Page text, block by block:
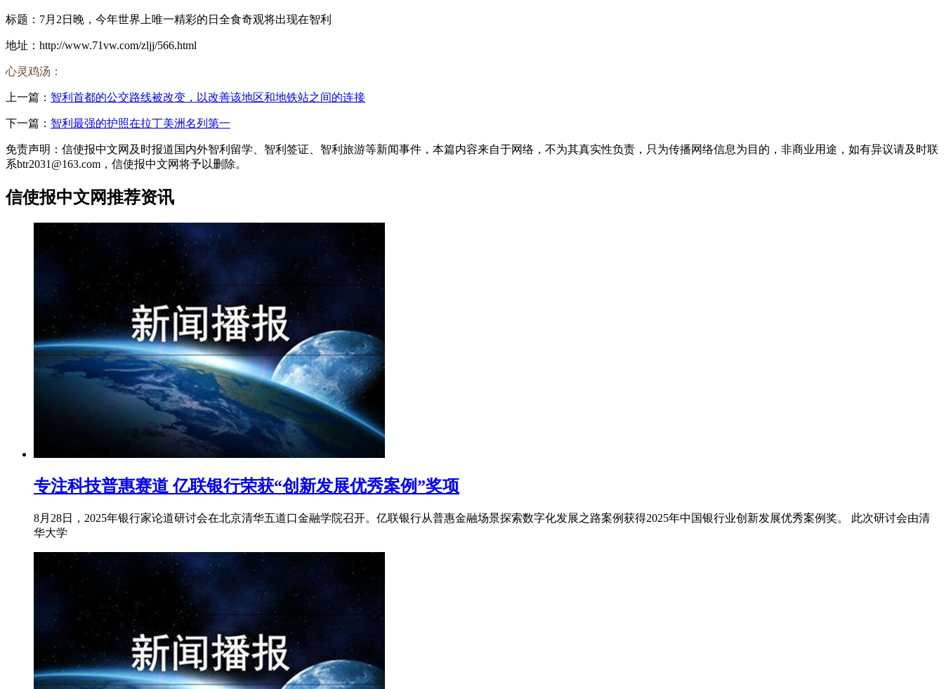
标题：7月2日晚，今年世界上唯一精彩的日全食奇观将出现在智利
地址：http://www.71vw.com/zljj/566.html
心灵鸡汤：
上一篇： 智利首都的公交路线被改变，以改善该地区和地铁站之间的连接
下一篇： 智利最强的护照在拉丁美洲名列第一
免责声明：信使报中文网及时报道国内外智利留学、智利签证、智利旅游等新闻事件，本篇内容来自于网络，不为其真实性负责，只为传播网络信息为目的，非商业用途，如有异议请及时联
系btr2031@163.com，信使报中文网将予以删除。
信使报中文网推荐资讯
专注科技普惠赛道 亿联银行荣获“创新发展优秀案例”奖项
8月28日，2025年银行家论道研讨会在北京清华五道口金融学院召开。亿联银行从普惠金融场景探索数字化发展之路案例获得2025年中国银行业创新发展优秀案例奖。 此次研讨会由清
华大学